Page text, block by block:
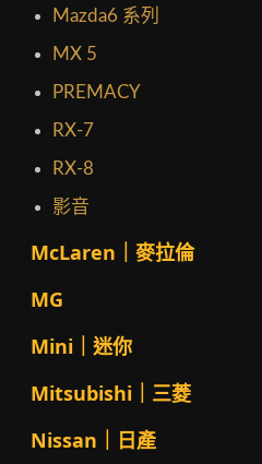
Mazda6 系列
MX 5
PREMACY
RX-7
RX-8
影音
McLaren｜麥拉倫
MG
Mini｜迷你
Mitsubishi｜三菱
Nissan｜日產